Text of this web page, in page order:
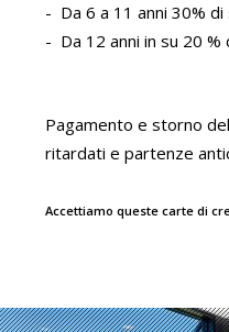
- Da 6 a 11 anni 30% di
- Da 12 anni in su 20 %
Pagamento e storno
ritardati e partenze
Accettiamo queste carte di